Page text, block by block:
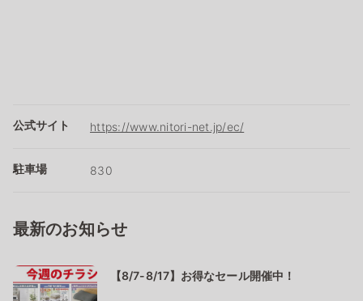
公式サイト https://www.nitori-net.jp/ec/
駐車場 830
最新のお知らせ
【8/7-8/17】お得なセール開催中！